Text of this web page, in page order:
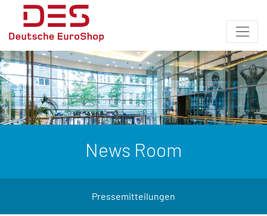
News Room
Pressemitteilungen